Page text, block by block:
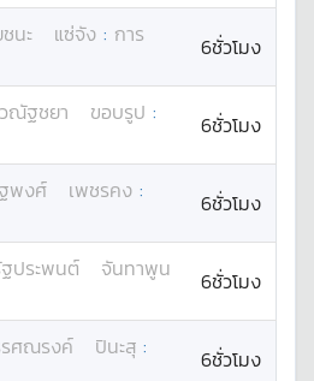
นะ แซ่จัง : การ
6ชั่วโมง
ณัฐชยา ขอบรูป :
6ชั่วโมง
พงศ์ เพชรคง :
6ชั่วโมง
ประพนต์
จันทาพูน
6ชั่วโมง
ศณรงค์ ปินะสุ :
6ชั่วโมง